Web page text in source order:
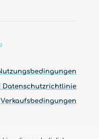
Datenschutzrichtlinie
Verkaufsbedingungen